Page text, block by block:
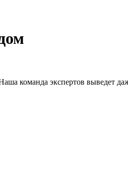
команда экспертов выведет